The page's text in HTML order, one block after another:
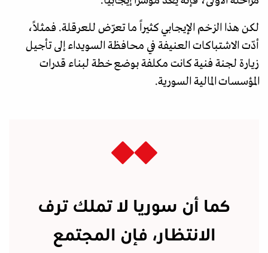
لكن هذا الزخم الإيجابي كثيراً ما تعرّض للعرقلة. فمثلاً،
أدّت الاشتباكات العنيفة في محافظة السويداء إلى تأجيل
زيارة لجنة فنية كانت مكلفة بوضع خطة لبناء قدرات
المؤسسات المالية السورية.
كما أن سوريا لا تملك ترف
الانتظار، فإن المجتمع